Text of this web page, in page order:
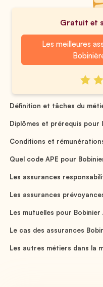
Gratuit et
Les meilleures
Définition et tâches du
Diplômes et prérequis pour
Conditions et
Quel code APE pour
Les assurances
Les assurances
Les mutuelles pour
Le cas des assurances
Les autres métiers dans la